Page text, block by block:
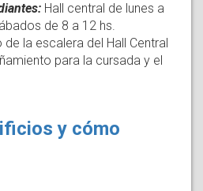
Hall central de lunes a
de 8 a 12 hs.
de la escalera del Hall Central
para la cursada y el
y cómo